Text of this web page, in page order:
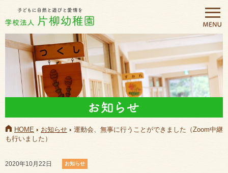
HOME お知らせ
運動会、無事に行うことができました（Zoom中継
も行いました）
2020年10月22日 お知らせ